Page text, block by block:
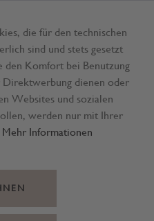
die für den technischen
sind und stets gesetzt
Komfort bei Benutzung
dienen oder
Websites und sozialen
werden nur mit Ihrer
Mehr Informationen